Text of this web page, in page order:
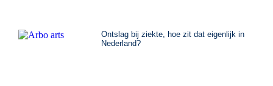
Ontslag bij ziekte, hoe zit dat eigenlijk in
Nederland?